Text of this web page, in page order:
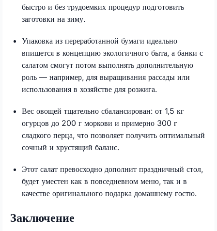
быстро и без трудоемких процедур подготовить
заготовки на зиму.
Упаковка из переработанной бумаги идеально
впишется в концепцию экологичного быта, а банки с
салатом смогут потом выполнять дополнительную
роль — например, для выращивания рассады или
использования в хозяйстве для розжига.
Вес овощей тщательно сбалансирован: от 1,5 кг
огурцов до 200 г моркови и примерно 300 г
сладкого перца, что позволяет получить оптимальный
сочный и хрустящий баланс.
Этот салат превосходно дополнит праздничный стол,
будет уместен как в повседневном меню, так и в
качестве оригинального подарка домашнему гостю.
Заключение